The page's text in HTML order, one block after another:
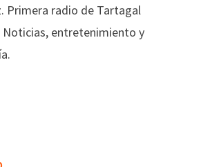
Primera radio de Tartagal
Noticias, entretenimiento y